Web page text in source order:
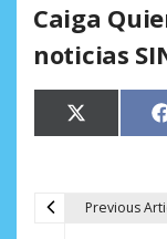
Caiga
noticias
Compartir
en
X
(Twitter)
Previous